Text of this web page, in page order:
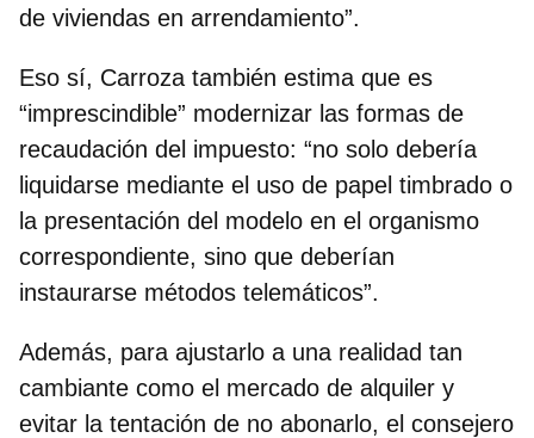
de viviendas en arrendamiento”.
Eso sí, Carroza también estima que es
“imprescindible” modernizar las formas de
recaudación del impuesto: “no solo debería
liquidarse mediante el uso de papel timbrado o
la presentación del modelo en el organismo
correspondiente, sino que deberían
instaurarse métodos telemáticos”.
Además, para ajustarlo a una realidad tan
cambiante como el mercado de alquiler y
evitar la tentación de no abonarlo, el consejero